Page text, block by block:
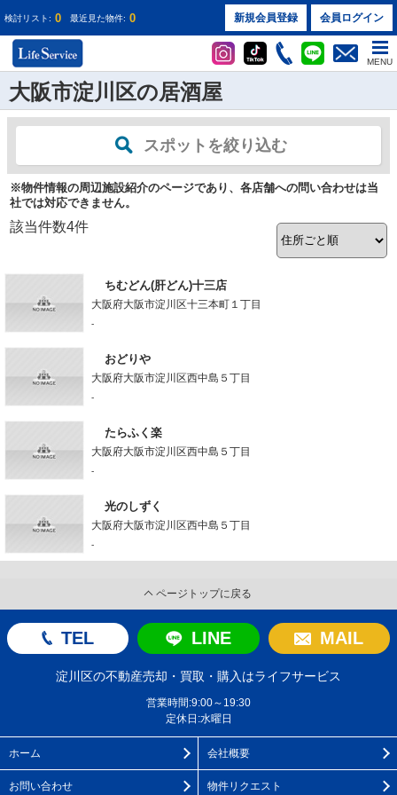
検討リスト: 0 最近見た物件: 0 新規会員登録 会員ログイン
MENU
大阪市淀川区の居酒屋
スポットを絞り込む
※物件情報の周辺施設紹介のページであり、各店舗への問い合わせは当
社では対応できません。
該当件数4件
ちむどん(肝どん)十三店
大阪府大阪市淀川区十三本町１丁目
-
おどりや
大阪府大阪市淀川区西中島５丁目
-
たらふく楽
大阪府大阪市淀川区西中島５丁目
-
光のしずく
大阪府大阪市淀川区西中島５丁目
-
ページトップに戻る
TEL LINE MAIL
淀川区の不動産売却・買取・購入はライフサービス
営業時間:9:00～19:30
定休日:水曜日
ホーム 会社概要
お問い合わせ 物件リクエスト